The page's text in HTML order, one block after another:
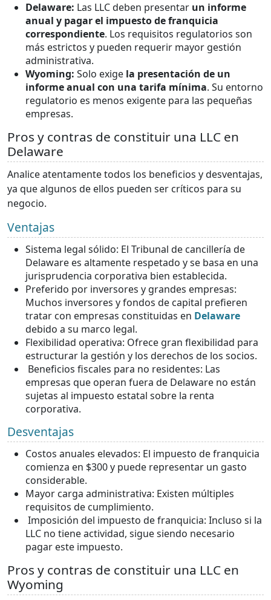
Delaware: Las LLC deben presentar un informe
anual y pagar el impuesto de franquicia
correspondiente. Los requisitos regulatorios son
más estrictos y pueden requerir mayor gestión
administrativa.
Wyoming: Solo exige la presentación de un
informe anual con una tarifa mínima. Su entorno
regulatorio es menos exigente para las pequeñas
empresas.
Pros y contras de constituir una LLC en
Delaware
Analice atentamente todos los beneficios y desventajas,
ya que algunos de ellos pueden ser críticos para su
negocio.
Ventajas
Sistema legal sólido: El Tribunal de cancillería de
Delaware es altamente respetado y se basa en una
jurisprudencia corporativa bien establecida.
Preferido por inversores y grandes empresas:
Muchos inversores y fondos de capital prefieren
tratar con empresas constituidas en Delaware
debido a su marco legal.
Flexibilidad operativa: Ofrece gran flexibilidad para
estructurar la gestión y los derechos de los socios.
Beneficios fiscales para no residentes: Las
empresas que operan fuera de Delaware no están
sujetas al impuesto estatal sobre la renta
corporativa.
Desventajas
Costos anuales elevados: El impuesto de franquicia
comienza en $300 y puede representar un gasto
considerable.
Mayor carga administrativa: Existen múltiples
requisitos de cumplimiento.
Imposición del impuesto de franquicia: Incluso si la
LLC no tiene actividad, sigue siendo necesario
pagar este impuesto.
Pros y contras de constituir una LLC en
Wyoming